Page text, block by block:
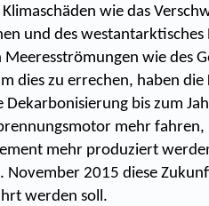
wie das
und des westantarktisches
wie des
dies zu errechen, haben
Dekarbonisierung bis zum
mehr
mehr produziert
November 2015 diese
werden soll.